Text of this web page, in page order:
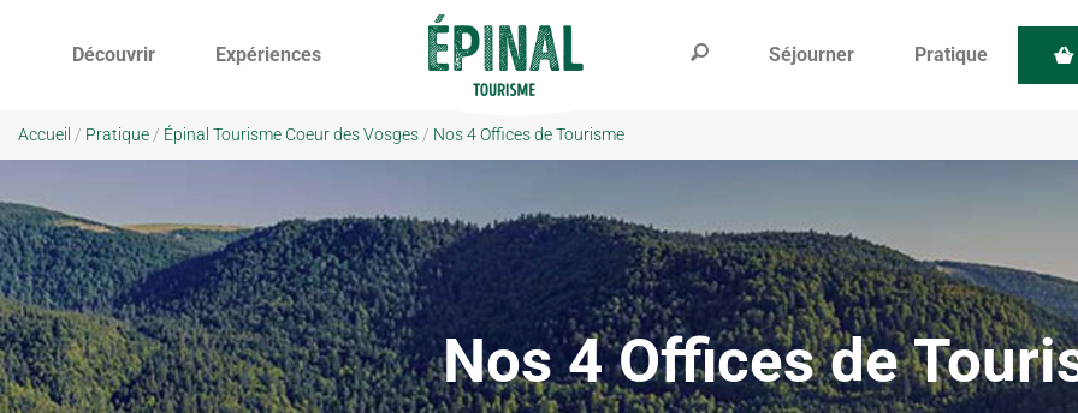
Découvrir Expériences Séjourner Pratique
Accueil / Pratique / Épinal Tourisme Coeur des Vosges / Nos 4 Offices de Tourisme
Nos 4 Offices de